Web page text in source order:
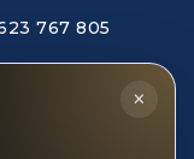
767 805
×